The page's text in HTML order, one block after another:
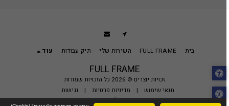
FULL FRAME
זכויות יוצרים © 2026 כל הזכויות שמורות
תנאי שימוש| מדיניות פרטיות| נגישות
בית FULL FRAME השירות שלי תיק עבודות עוד